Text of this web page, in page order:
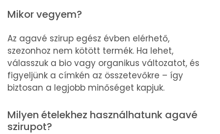
Mikor vegyem?
Az agavé szirup egész évben elérhető,
szezonhoz nem kötött termék. Ha lehet,
válasszuk a bio vagy organikus változatot, és
figyeljünk a címkén az összetevőkre – így
biztosan a legjobb minőséget kapjuk.
Milyen ételekhez használhatunk agavé
szirupot?